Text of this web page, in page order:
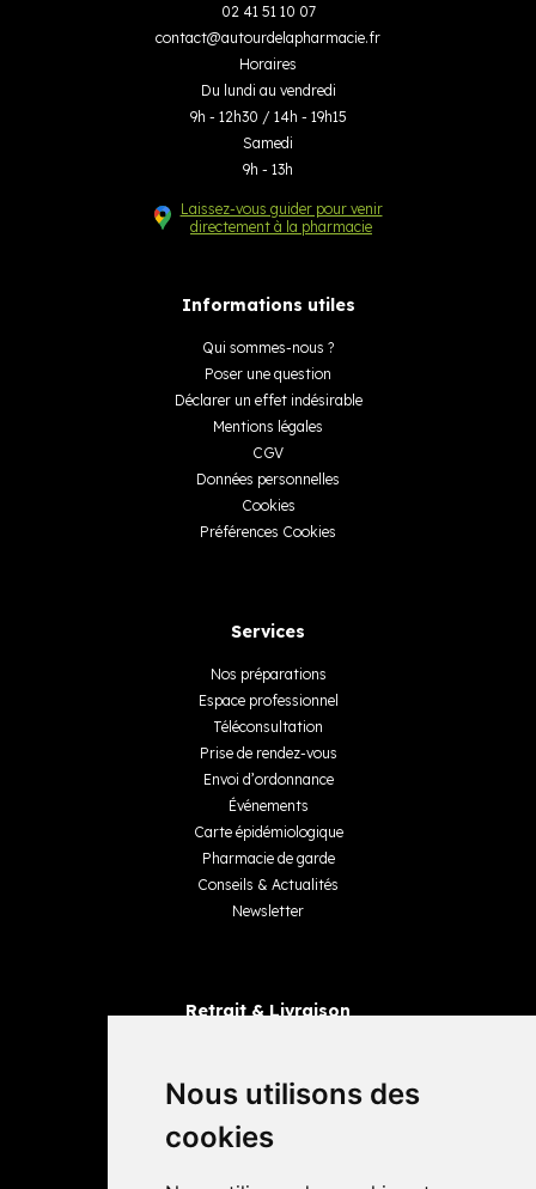
Nous utilisons des
cookies
02 41 51 10 07
contact@autourdelapharmacie.fr
Horaires
Du lundi au vendredi
9h - 12h30 / 14h - 19h15
Samedi
9h - 13h
Laissez-vous guider pour venir
directement à la pharmacie
Informations utiles
Qui sommes-nous ?
Poser une question
Déclarer un effet indésirable
Mentions légales
CGV
Données personnelles
Cookies
Préférences Cookies
Services
Nos préparations
Espace professionnel
Téléconsultation
Prise de rendez-vous
Envoi d’ordonnance
Événements
Carte épidémiologique
Pharmacie de garde
Conseils & Actualités
Newsletter
Retrait & Livraison
Livraisons